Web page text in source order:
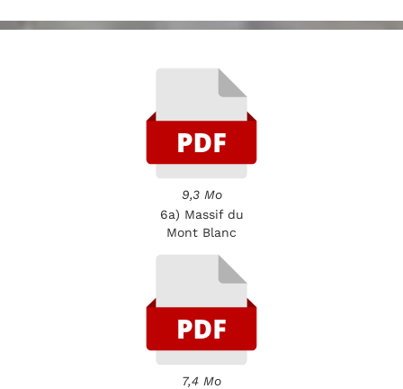
9,3 Mo
6a) Massif du
Mont Blanc
7,4 Mo